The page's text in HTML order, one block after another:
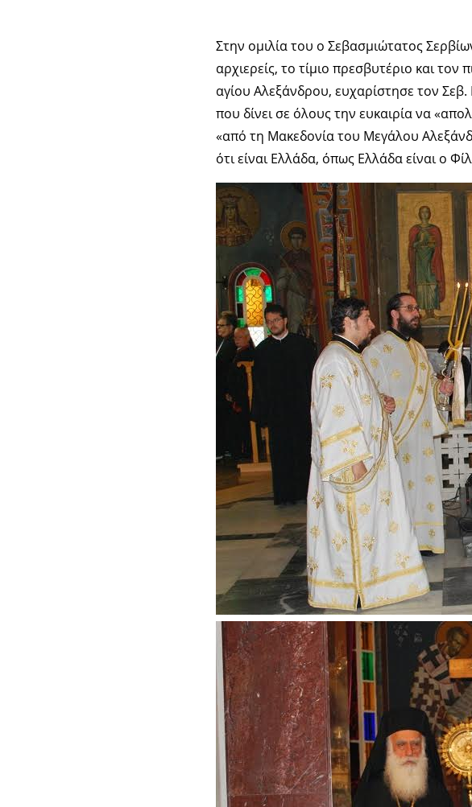
Στην ομιλία του ο Σεβασμιώτατος
αρχιερείς, το τίμιο πρεσβυτέριο και
αγίου Αλεξάνδρου, ευχαρίστησε τον
που δίνει σε όλους την ευκαιρία να
«από τη Μακεδονία του Μεγάλου
ότι είναι Ελλάδα, όπως Ελλάδα είναι ο